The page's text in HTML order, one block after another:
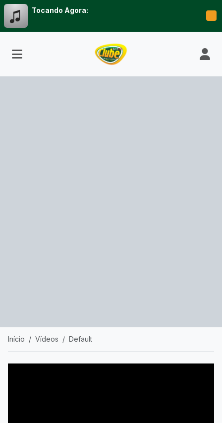
Tocando Agora:
Início Vídeos Default